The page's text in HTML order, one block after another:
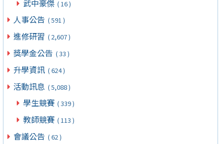
武中豪傑 ( 16 )
人事公告 ( 591 )
進修研習 ( 2,607 )
獎學金公告 ( 33 )
升學資訊 ( 624 )
活動訊息 ( 5,088 )
學生競賽 ( 339 )
教師競賽 ( 113 )
會議公告 ( 62 )